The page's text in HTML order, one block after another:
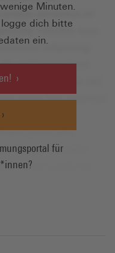
Minuten.
dich bitte
ein.
für